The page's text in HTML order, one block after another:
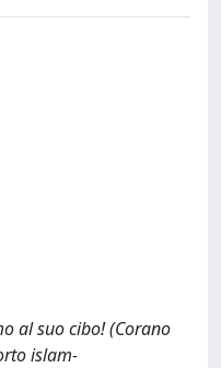
al suo cibo! (Corano
islam-